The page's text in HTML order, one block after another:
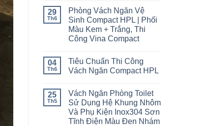
29
Th6
Phòng Vách Ngăn Vệ
Sinh Compact HPL | Phối
Màu Kem + Trắng, Thi
Công Vina Compact
04
Th6
Tiêu Chuẩn Thi Công
Vách Ngăn Compact HPL
25
Th5
Vách Ngăn Phòng Toilet
Sử Dụng Hệ Khung Nhôm
Và Phụ Kiện Inox304 Sơn
Tĩnh Điện Màu Đen Nhám